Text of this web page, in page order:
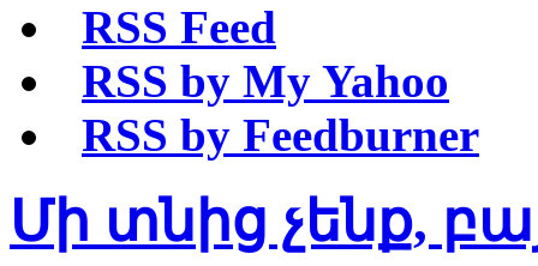
RSS Feed
RSS by My Yahoo
RSS by Feedburner
Մի տնից չենք,